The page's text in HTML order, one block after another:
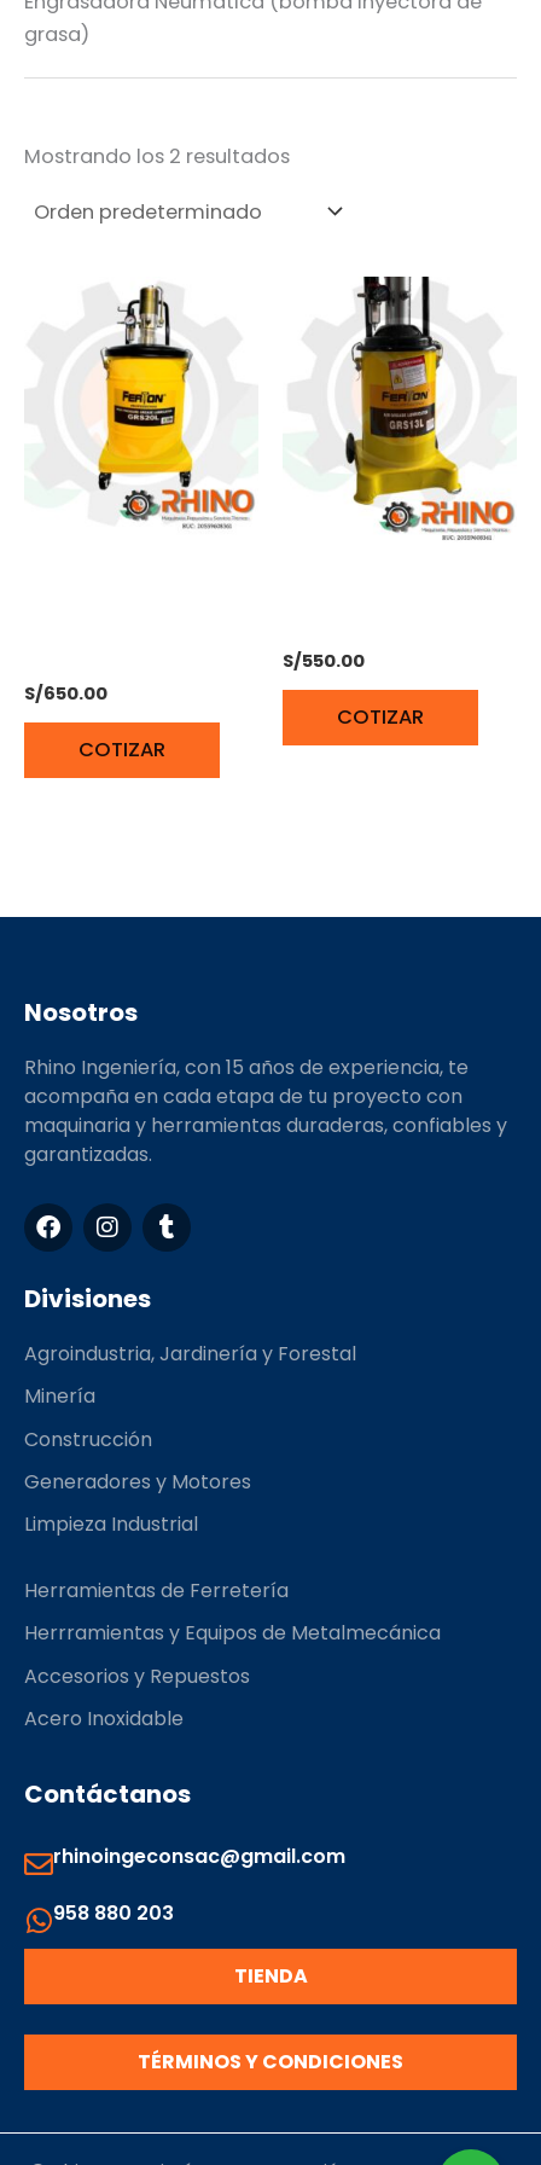
grasa)
Mostrando los 2 resultados
S/650.00
COTIZAR
S/550.00
COTIZAR
Nosotros
Rhino Ingeniería, con 15 años de experiencia, te
acompaña en cada etapa de tu proyecto con
maquinaria y herramientas duraderas, confiables y
garantizadas.
F
a
c
e
b
o
k
I
n
s
t
a
r
T
u
m
Divisiones
Agroindustria, Jardinería y Forestal
Minería
Construcción
Generadores y Motores
Limpieza Industrial
Herramientas de Ferretería
Herrramientas y Equipos de Metalmecánica
Accesorios y Repuestos
Acero Inoxidable
Contáctanos
rhinoingeconsac@gmail.com
958 880 203
TIENDA
TÉRMINOS Y CONDICIONES